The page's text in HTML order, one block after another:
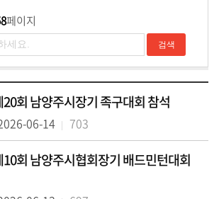
페이지
회 남양주시장기 족구대회 참석
06-14 703
회 남양주시협회장기 배드민턴대회